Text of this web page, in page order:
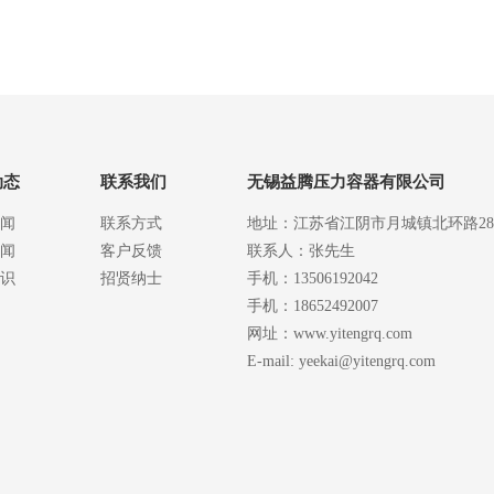
态 联系我们
联系方式
客户反馈
招贤纳士
无锡益腾压力容器有限公司
地址：江苏省江阴市月城镇北环路
联系人：张先生
手机：13506192042
手机：18652492007
网址：www.yitengrq.com
E-mail: yeekai@yitengrq.com